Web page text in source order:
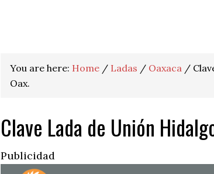
You are here: Home / Ladas / Oaxaca /
Oax.
Clave Lada de Unión
Publicidad